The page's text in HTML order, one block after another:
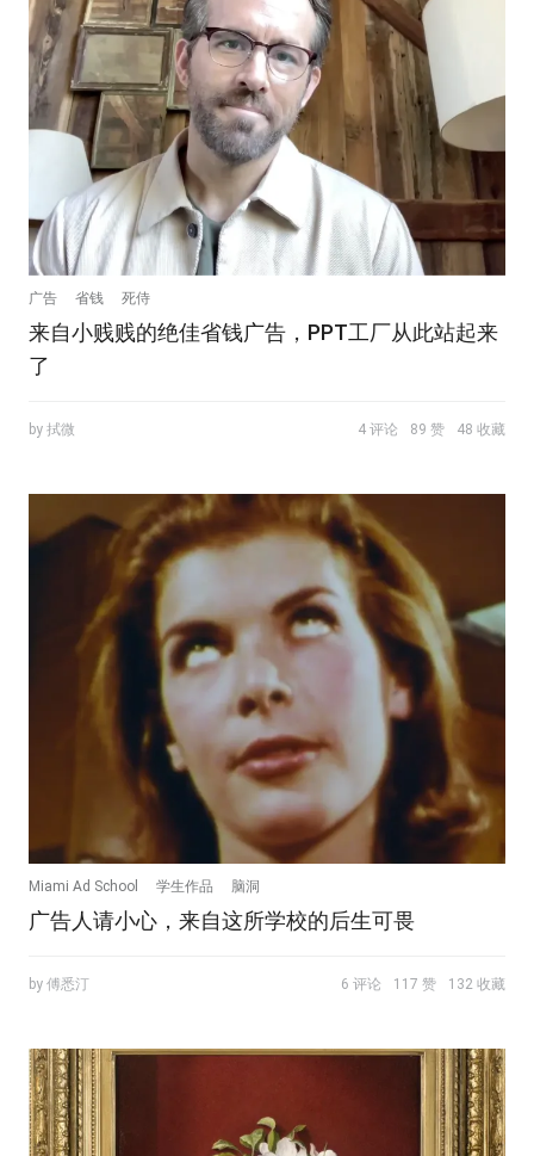
广告 省钱 死侍
来自小贱贱的绝佳省钱广告，PPT工厂从此站起来
了
by 拭微 4 评论 89 赞 48 收藏
Miami Ad School 学生作品 脑洞
广告人请小心，来自这所学校的后生可畏
by 傅悉汀 6 评论 117 赞 132 收藏